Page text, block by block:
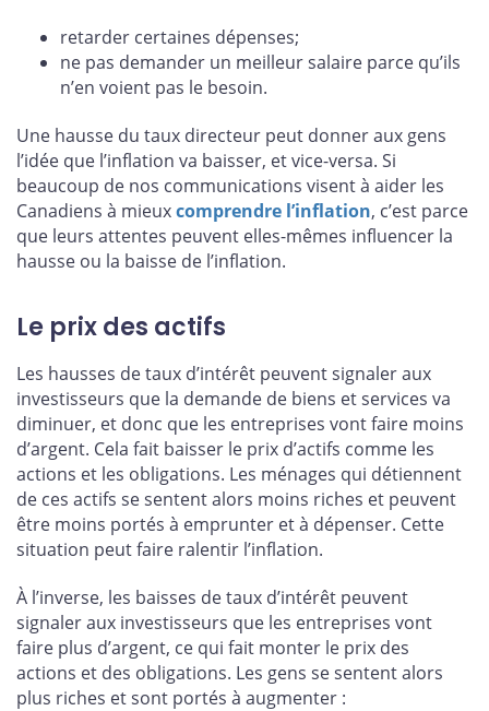
retarder certaines dépenses;
ne pas demander un meilleur salaire parce qu’ils
n’en voient pas le besoin.
Une hausse du taux directeur peut donner aux gens
l’idée que l’inflation va baisser, et vice-versa. Si
beaucoup de nos communications visent à aider les
Canadiens à mieuxcomprendre l’inflation, c’est parce
que leurs attentes peuvent elles-mêmes influencer la
hausse ou la baisse de l’inflation.
Le prix des actifs
Les hausses de taux d’intérêt peuvent signaler aux
investisseurs que la demande de biens et services va
diminuer, et donc que les entreprises vont faire moins
d’argent. Cela fait baisser le prix d’actifs comme les
actions et les obligations. Les ménages qui détiennent
de ces actifs se sentent alors moins riches et peuvent
être moins portés à emprunter et à dépenser. Cette
situation peut faire ralentir l’inflation.
À l’inverse, les baisses de taux d’intérêt peuvent
signaler aux investisseurs que les entreprises vont
faire plus d’argent, ce qui fait monter le prix des
actions et des obligations. Les gens se sentent alors
plus riches et sont portés à augmenter :